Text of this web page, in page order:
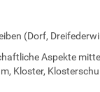
(Dorf,
Aspekte
Kloster,